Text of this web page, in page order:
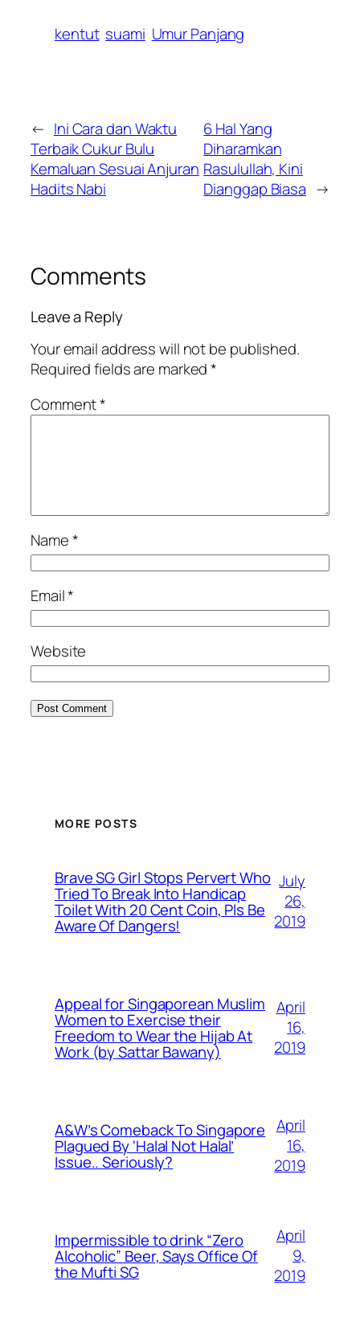
kentut suami Umur Panjang
← Ini Cara dan Waktu
Terbaik Cukur Bulu
Kemaluan Sesuai Anjuran
Hadits Nabi
6 Hal Yang
Diharamkan
Rasulullah, Kini
Dianggap Biasa →
Comments
Leave a Reply
Your email address will not be published.
Required fields are marked*
Comment*
Name*
Email*
Website
MORE POSTS
Brave SG Girl Stops Pervert Who
Tried To Break Into Handicap
Toilet With 20 Cent Coin, Pls Be
Aware Of Dangers!
July
26,
2019
Appeal for Singaporean Muslim
Women to Exercise their
Freedom to Wear the Hijab At
Work (by Sattar Bawany)
April
16,
2019
A&W’s Comeback To Singapore
Plagued By ‘Halal Not Halal’
Issue.. Seriously?
April
16,
2019
Impermissible to drink “Zero
Alcoholic” Beer, Says Office Of
the Mufti SG
April
9,
2019